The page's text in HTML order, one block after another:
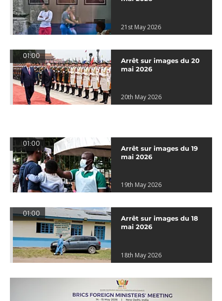
21st May 2026
01:00
Arrêt sur images du 20
mai 2026
20th May 2026
01:00
Arrêt sur images du 19
mai 2026
19th May 2026
01:00
Arrêt sur images du 18
mai 2026
18th May 2026